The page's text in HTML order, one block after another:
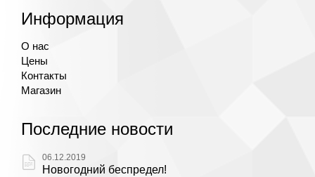
Информация
О нас
Цены
Контакты
Магазин
Последние новости
06.12.2019
Новогодний беспредел!